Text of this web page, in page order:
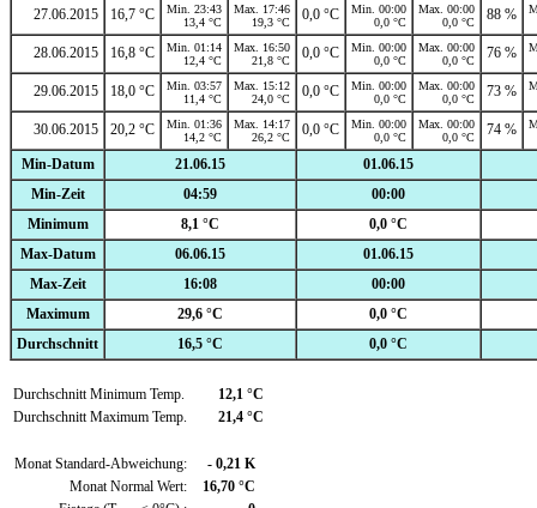
27.06.2015 16,7 °C
Min. 23:43
13,4 °C
Max. 17:46
19,3 °C
0,0 °C
Min. 00:00
0,0 °C
Max. 00:00
0,0 °C
88 %
28.06.2015 16,8 °C
Min. 01:14
12,4 °C
Max. 16:50
21,8 °C
0,0 °C
Min. 00:00
0,0 °C
Max. 00:00
0,0 °C
76 %
29.06.2015 18,0 °C
Min. 03:57
11,4 °C
Max. 15:12
24,0 °C
0,0 °C
Min. 00:00
0,0 °C
Max. 00:00
0,0 °C
73 %
30.06.2015 20,2 °C
Min. 01:36
14,2 °C
Max. 14:17
26,2 °C
0,0 °C
Min. 00:00
0,0 °C
Max. 00:00
0,0 °C
74 %
Min-Datum 21.06.15
01.06.15
Min-Zeit
04:59
00:00
Minimum
8,1 °C
0,0 °C
Max-Datum
06.06.15
01.06.15
Max-Zeit
16:08
00:00
Maximum
29,6 °C
0,0 °C
Durchschnitt
16,5 °C 0,0 °C
Durchschnitt Minimum Temp.
12,1 °C
Durchschnitt Maximum Temp.
21,4 °C
Monat Standard-Abweichung:
- 0,21 K
Monat Normal Wert:
16,70 °C